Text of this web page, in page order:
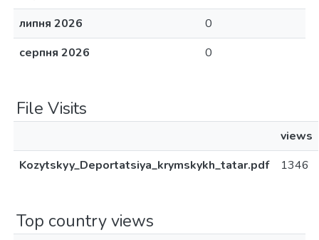
липня 2026
0
серпня 2026
0
File Visits
views
Kozytskyy_Deportatsiya_krymskykh_tatar.pdf
1346
Top country views